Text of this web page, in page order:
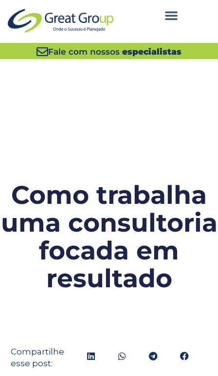
Fale com nossos especialistas
Como trabalha
uma consultoria
focada em
resultado
Compartilhe
esse post: